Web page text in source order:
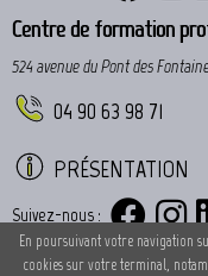
En poursuivant votre navigation
cookies sur votre terminal,
Centre de formation
524 avenue du Pont des
04 90 63 98 71
PRÉSENTATION
Suivez-nous :